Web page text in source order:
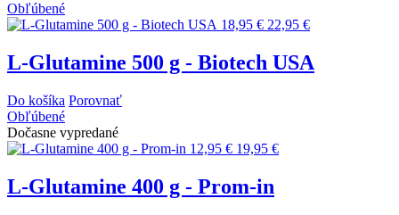
Obľúbené
18,95 € 22,95 €
L-Glutamine 500 g - Biotech USA
Do košíka Porovnať
Obľúbené
Dočasne vypredané
12,95 € 19,95 €
L-Glutamine 400 g - Prom-in